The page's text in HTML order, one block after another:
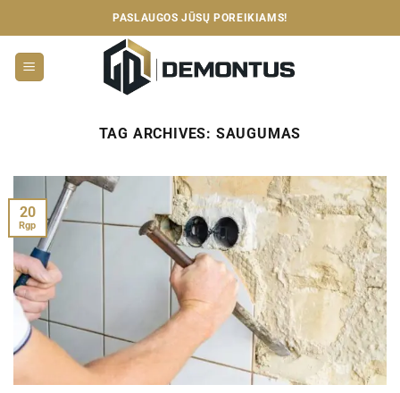
to
content
PASLAUGOS JŪSŲ POREIKIAMS!
TAG ARCHIVES: SAUGUMAS
20
Rgp